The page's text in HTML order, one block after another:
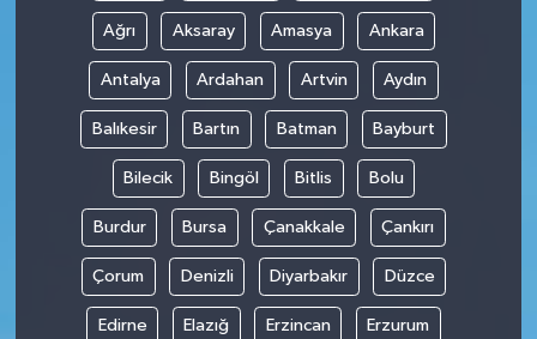
Ağrı Aksaray Amasya Ankara
Antalya Ardahan Artvin Aydın
Balıkesir Bartın Batman Bayburt
Bilecik Bingöl Bitlis Bolu
Burdur Bursa Çanakkale Çankırı
Çorum Denizli Diyarbakır Düzce
Edirne Elazığ Erzincan Erzurum